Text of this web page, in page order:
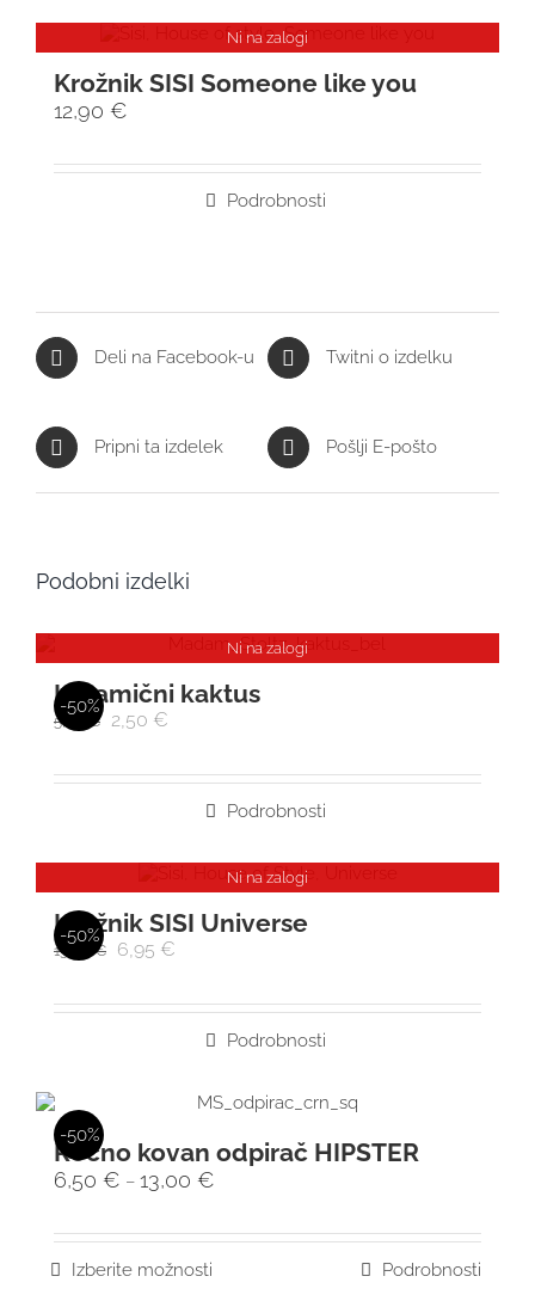
Ni na zalogi
Krožnik SISI Someone like you
12,90 €
Podrobnosti
Deli na Facebook-u Twitni o izdelku
Pripni ta izdelek Pošlji E-pošto
Podobni izdelki
Ni na zalogi
-50%
Keramični kaktus
5,00 € 2,50 €
Podrobnosti
Ni na zalogi
-50%
Krožnik SISI Universe
13,90€ 6,95 €
Podrobnosti
-50%
Ročno kovan odpirač HIPSTER
6,50 € – 13,00 €
Izberite možnosti Podrobnosti